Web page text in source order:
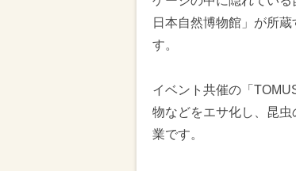
日本自然博物館」が所
す。
イベント共催の「
物などをエサ化し、昆
業です。